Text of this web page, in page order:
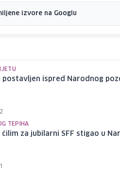
izvore na Googlu
postavljen ispred Narodnog
TEPIHA
ćilim za jubilarni SFF stigao u